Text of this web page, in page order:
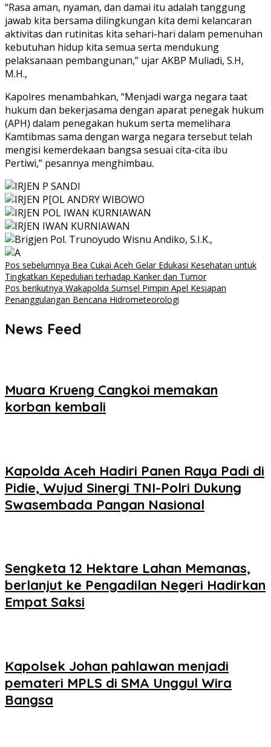
“Rasa aman, nyaman, dan damai itu adalah tanggung
jawab kita bersama dilingkungan kita demi kelancaran
aktivitas dan rutinitas kita sehari-hari dalam pemenuhan
kebutuhan hidup kita semua serta mendukung
pelaksanaan pembangunan,” ujar AKBP Muliadi, S.H,
M.H.,
Kapolres menambahkan, “Menjadi warga negara taat
hukum dan bekerjasama dengan aparat penegak hukum
(APH) dalam penegakan hukum serta memelihara
Kamtibmas sama dengan warga negara tersebut telah
mengisi kemerdekaan bangsa sesuai cita-cita ibu
Pertiwi,” pesannya menghimbau.
Navigasi
pos
Pos sebelumnya Bea Cukai Aceh Gelar Edukasi Kesehatan untuk
Tingkatkan Kepedulian terhadap Kanker dan Tumor
Pos berikutnya Wakapolda Sumsel Pimpin Apel Kesiapan
Penanggulangan Bencana Hidrometeorologi
News Feed
Muara Krueng Cangkoi memakan
korban kembali
‎‎Kapolda Aceh Hadiri Panen Raya Padi di
Pidie, Wujud Sinergi TNI-Polri Dukung
Swasembada Pangan Nasional
Sengketa 12 Hektare Lahan Memanas,
berlanjut ke Pengadilan Negeri Hadirkan
Empat Saksi
Kapolsek Johan pahlawan menjadi
pemateri MPLS di SMA Unggul Wira
Bangsa